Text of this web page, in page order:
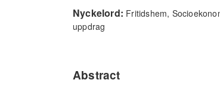
Nyckelord: Fritidshem,
uppdrag
Abstract